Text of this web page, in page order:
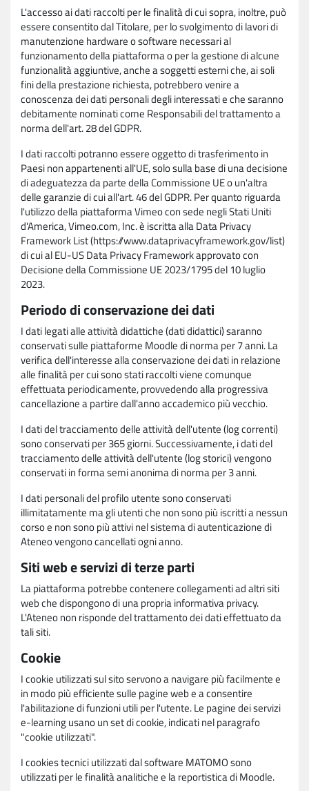
L'accesso ai dati raccolti per le finalità di cui sopra, inoltre, può
essere consentito dal Titolare, per lo svolgimento di lavori di
manutenzione hardware o software necessari al
funzionamento della piattaforma o per la gestione di alcune
funzionalità aggiuntive, anche a soggetti esterni che, ai soli
fini della prestazione richiesta, potrebbero venire a
conoscenza dei dati personali degli interessati e che saranno
debitamente nominati come Responsabili del trattamento a
norma dell'art. 28 del GDPR.
I dati raccolti potranno essere oggetto di trasferimento in
Paesi non appartenenti all'UE, solo sulla base di una decisione
di adeguatezza da parte della Commissione UE o un'altra
delle garanzie di cui all'art. 46 del GDPR. Per quanto riguarda
l'utilizzo della piattaforma Vimeo con sede negli Stati Uniti
d'America, Vimeo.com, Inc. è iscritta alla Data Privacy
Framework List (https://www.dataprivacyframework.gov/list)
di cui al EU-US Data Privacy Framework approvato con
Decisione della Commissione UE 2023/1795 del 10 luglio
2023.
Periodo di conservazione dei dati
I dati legati alle attività didattiche (dati didattici) saranno
conservati sulle piattaforme Moodle di norma per 7 anni. La
verifica dell'interesse alla conservazione dei dati in relazione
alle finalità per cui sono stati raccolti viene comunque
effettuata periodicamente, provvedendo alla progressiva
cancellazione a partire dall'anno accademico più vecchio.
I dati del tracciamento delle attività dell'utente (log correnti)
sono conservati per 365 giorni. Successivamente, i dati del
tracciamento delle attività dell'utente (log storici) vengono
conservati in forma semi anonima di norma per 3 anni.
I dati personali del profilo utente sono conservati
illimitatamente ma gli utenti che non sono più iscritti a nessun
corso e non sono più attivi nel sistema di autenticazione di
Ateneo vengono cancellati ogni anno.
Siti web e servizi di terze parti
La piattaforma potrebbe contenere collegamenti ad altri siti
web che dispongono di una propria informativa privacy.
L'Ateneo non risponde del trattamento dei dati effettuato da
tali siti.
Cookie
I cookie utilizzati sul sito servono a navigare più facilmente e
in modo più efficiente sulle pagine web e a consentire
l'abilitazione di funzioni utili per l'utente. Le pagine dei servizi
e-learning usano un set di cookie, indicati nel paragrafo
"cookie utilizzati".
I cookies tecnici utilizzati dal software MATOMO sono
utilizzati per le finalità analitiche e la reportistica di Moodle.